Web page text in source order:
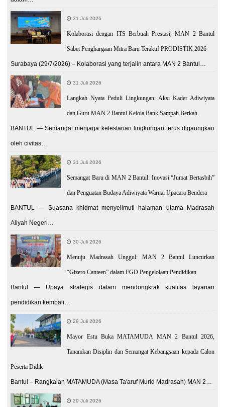
31 Juli 2026
Kolaborasi dengan ITS Berbuah Prestasi, MAN 2 Bantul
Sabet Penghargaan Mitra Baru Teraktif PRODISTIK 2026
Surabaya (29/7/2026) – Kolaborasi yang terjalin antara MAN 2 Bantul…
31 Juli 2026
Langkah Nyata Peduli Lingkungan: Aksi Kader Adiwiyata
dan Guru MAN 2 Bantul Kelola Bank Sampah Berkah
BANTUL — Semangat menjaga kelestarian lingkungan terus digaungkan
oleh civitas…
31 Juli 2026
Semangat Baru di MAN 2 Bantul: Inovasi “Jumat Bertasbih”
dan Penguatan Budaya Adiwiyata Warnai Upacara Bendera
BANTUL — Suasana khidmat menyelimuti halaman utama Madrasah
Aliyah Negeri…
30 Juli 2026
Menuju Madrasah Unggul: MAN 2 Bantul Luncurkan
“Gizero Canteen” dalam FGD Pengelolaan Pendidikan
Bantul — Upaya strategis dalam mendongkrak kualitas layanan
pendidikan kembali…
29 Juli 2026
Mayor Estu Buka MATAMUDA MAN 2 Bantul 2026,
Tanamkan Disiplin dan Semangat Kebangsaan kepada Calon
Peserta Didik
Bantul – Rangkaian MATAMUDA (Masa Ta'aruf Murid Madrasah) MAN 2…
29 Juli 2026